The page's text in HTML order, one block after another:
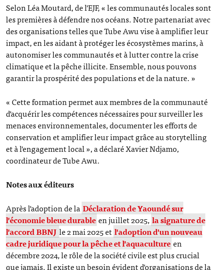
Selon Léa Moutard, de l'EJF, « les communautés locales sont
les premières à défendre nos océans. Notre partenariat avec
des organisations telles que Tube Awu vise à amplifier leur
impact, en les aidant à protéger les écosystèmes marins, à
autonomiser les communautés et à lutter contre la crise
climatique et la pêche illicite. Ensemble, nous pouvons
garantir la prospérité des populations et de la nature. »
« Cette formation permet aux membres de la communauté
d'acquérir les compétences nécessaires pour surveiller les
menaces environnementales, documenter les efforts de
conservation et amplifier leur impact grâce au storytelling
et à l'engagement local », a déclaré Xavier Ndjamo,
coordinateur de Tube Awu.
Notes aux éditeurs
Après l'adoption de la Déclaration de Yaoundé sur
l'économie bleue durableen juillet 2025, la signature de
l'accord BBNJ le 2 mai 2025 et l'adoption d'un nouveau
cadre juridique pour la pêche et l'aquacultureen
décembre 2024, le rôle de la société civile est plus crucial
que jamais. Il existe un besoin évident d'organisations de la